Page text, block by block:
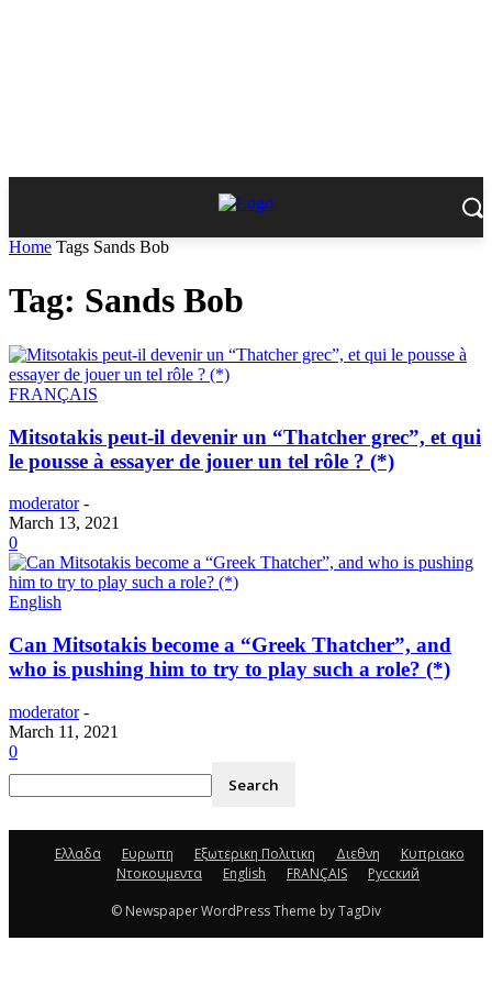
Home Tags Sands Bob
Tag: Sands Bob
FRANÇAIS
Mitsotakis peut-il devenir un “Thatcher grec”, et qui
le pousse à essayer de jouer un tel rôle ? (*)
moderator -
March 13, 2021
0
English
Can Mitsotakis become a “Greek Thatcher”, and
who is pushing him to try to play such a role? (*)
moderator -
March 11, 2021
0
Ελλαδα Ευρωπη Εξωτερικη Πολιτικη Διεθνη
Κυπριακο
Ντοκουμεντα
English FRANÇAIS
Русский
© Newspaper WordPress Theme by TagDiv